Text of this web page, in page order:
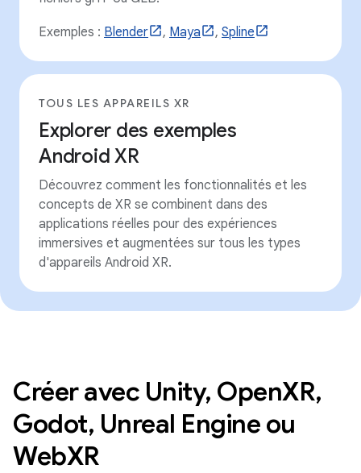
Exemples : Blender , Maya , Spline
TOUS LES APPAREILS XR
Explorer des exemples
Android XR
Découvrez comment les fonctionnalités et les
concepts de XR se combinent dans des
applications réelles pour des expériences
immersives et augmentées sur tous les types
d'appareils Android XR.
Créer avec Unity, OpenXR,
Godot, Unreal Engine ou
WebXR